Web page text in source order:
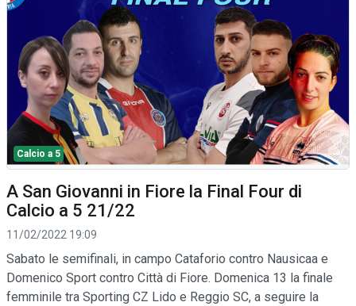
Calcio a 5
A San Giovanni in Fiore la Final Four di
Calcio a 5 21/22
11/02/2022 19:09
Sabato le semifinali, in campo Cataforio contro Nausicaa e
Domenico Sport contro Città di Fiore. Domenica 13 la finale
femminile tra Sporting CZ Lido e Reggio SC, a seguire la